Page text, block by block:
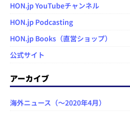
HON.jp YouTubeチャンネル
HON.jp Podcasting
HON.jp Books（直営ショップ）
公式サイト
アーカイブ
海外ニュース（～2020年4月）